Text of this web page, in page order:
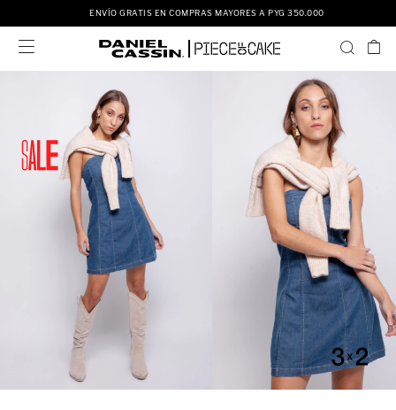
ENVÍO GRATIS EN COMPRAS MAYORES A PYG 350.000
